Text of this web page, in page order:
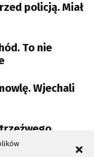
policją. Miał
To nie
Wjechali